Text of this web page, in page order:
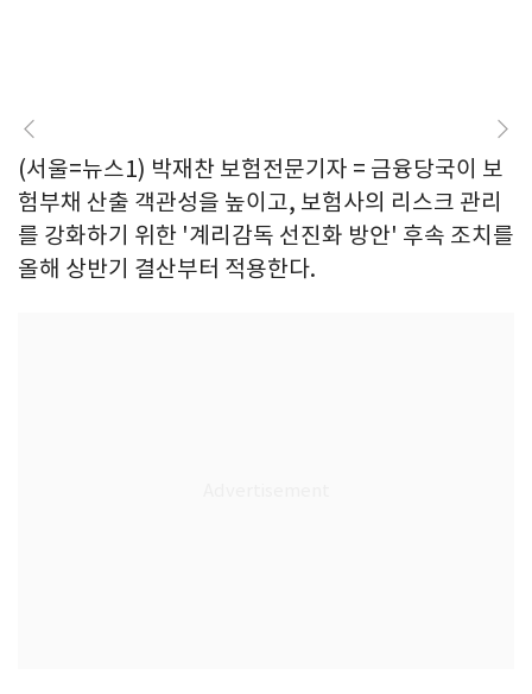
(서울=뉴스1) 박재찬 보험전문기자 = 금융당국이 보
험부채 산출 객관성을 높이고, 보험사의 리스크 관리
를 강화하기 위한 '계리감독 선진화 방안' 후속 조치를
올해 상반기 결산부터 적용한다.